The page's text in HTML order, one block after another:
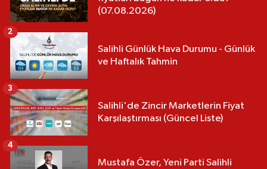
(07.08.2026)
Salihli Günlük Hava Durumu - Günlük
ve Haftalık Tahmin
2
Salihli'de Zincir Marketlerin Fiyat
Karşılaştırması (Güncel Liste)
3
Mustafa Özer, Yeni Parti Salihli
4